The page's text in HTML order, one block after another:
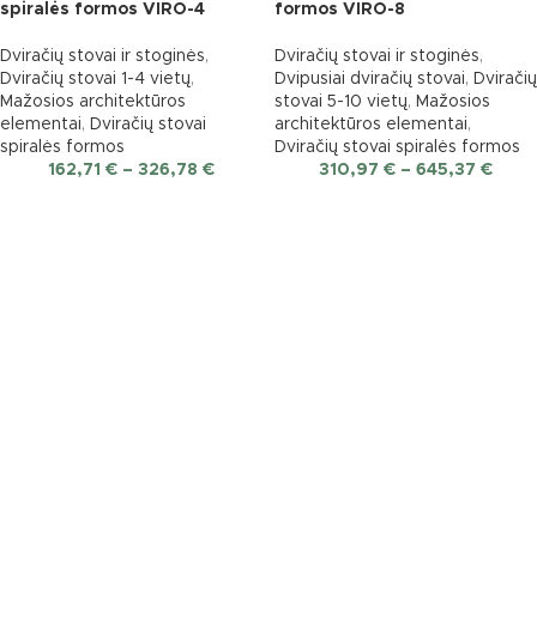
spiralės formos VIRO-4
Dviračių stovai ir stoginės,
Dviračių stovai 1-4 vietų,
Mažosios architektūros
elementai, Dviračių stovai
spiralės formos
162,71 € – 326,78 €
formos VIRO-8
Dviračių stovai ir stoginės,
Dvipusiai dviračių stovai, Dviračių
stovai 5-10 vietų, Mažosios
architektūros elementai,
Dviračių stovai spiralės formos
310,97 € – 645,37 €